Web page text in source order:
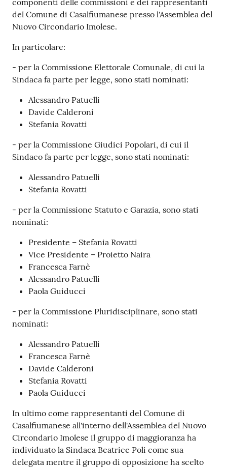
componenti delle commissioni e dei rappresentanti
del Comune di Casalfiumanese presso l'Assemblea del
Nuovo Circondario Imolese.
In particolare:
- per la Commissione Elettorale Comunale, di cui la
Sindaca fa parte per legge, sono stati nominati:
Alessandro Patuelli
Davide Calderoni
Stefania Rovatti
- per la Commissione Giudici Popolari, di cui il
Sindaco fa parte per legge, sono stati nominati:
Alessandro Patuelli
Stefania Rovatti
- per la Commissione Statuto e Garazia, sono stati
nominati:
Presidente – Stefania Rovatti
Vice Presidente – Proietto Naira
Francesca Farnè
Alessandro Patuelli
Paola Guiducci
- per la Commissione Pluridisciplinare, sono stati
nominati:
Alessandro Patuelli
Francesca Farnè
Davide Calderoni
Stefania Rovatti
Paola Guiducci
In ultimo come rappresentanti del Comune di
Casalfiumanese all'interno dell'Assemblea del Nuovo
Circondario Imolese il gruppo di maggioranza ha
individuato la Sindaca Beatrice Poli come sua
delegata mentre il gruppo di opposizione ha scelto